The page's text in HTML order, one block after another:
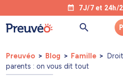
7J/7 et 24h/
Preuvéo Blog Famille
parents : on vous dit tout